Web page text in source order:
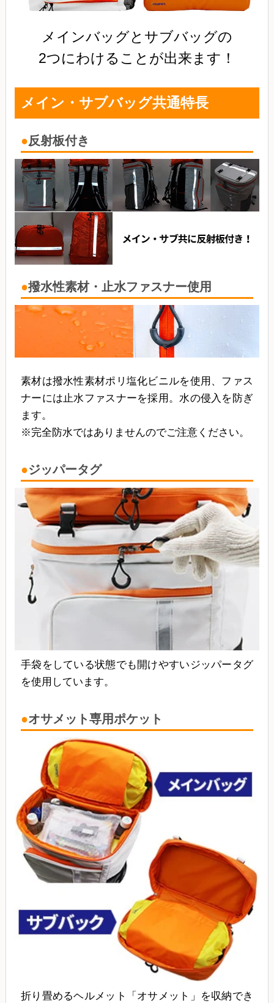
メインバッグとサブバッグの
2つにわけることが出来ます！
メイン・サブバッグ共通特長
反射板付き
撥水性素材・止水ファスナー使用
素材は撥水性素材ポリ塩化ビニルを使用、ファス
ナーには止水ファスナーを採用。水の侵入を防ぎ
ます。
※完全防水ではありませんのでご注意ください。
ジッパータグ
手袋をしている状態でも開けやすいジッパータグ
を使用しています。
オサメット専用ポケット
折り畳めるヘルメット「オサメット」を収納でき